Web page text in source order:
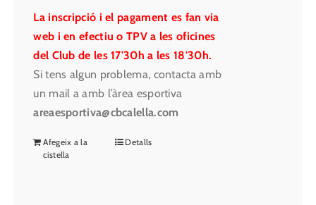
La inscripció i el pagament es fan via
web i en efectiu o TPV a les oficines
del Club de les 17'30h a les 18'30h.
Si tens algun problema, contacta amb
un mail a amb l’àrea esportiva
areaesportiva@cbcalella.com
Afegeix a la
cistella
Detalls